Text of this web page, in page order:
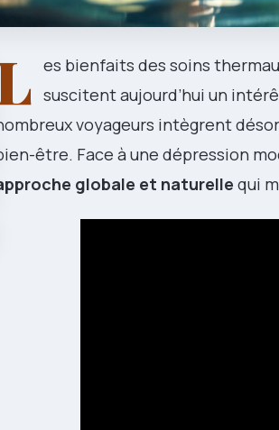
es bienfaits des soins
suscitent aujourd’hui un
voyageurs intègrent
être. Face à une dépression
globale et naturelle qui